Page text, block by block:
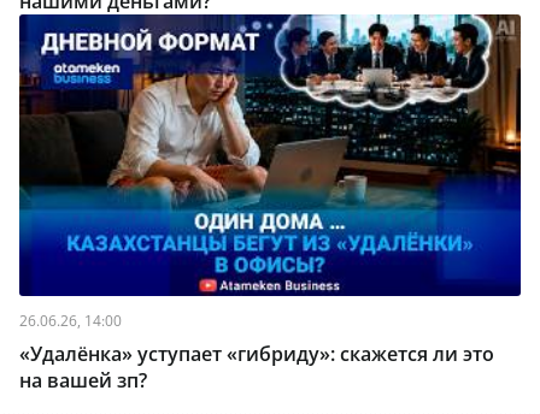
26.06.26, 14:00
«Удалёнка» уступает «гибриду»: скажется ли это
на вашей зп?